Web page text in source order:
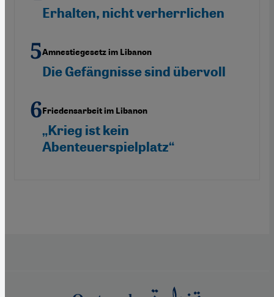
Erhalten, nicht verherrlichen
Amnestiegesetz im Libanon
Die Gefängnisse sind übervoll
Friedensarbeit im Libanon
„Krieg ist kein
Abenteuerspielplatz“